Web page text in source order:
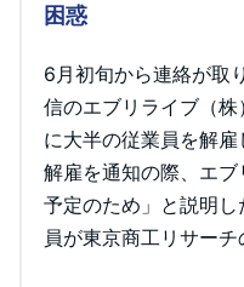
困惑
6月初旬から連絡が取
信のエブリライブ（
に大半の従業員を解
解雇を通知の際、エ
予定のため」と説明
員が東京商工リサーチ